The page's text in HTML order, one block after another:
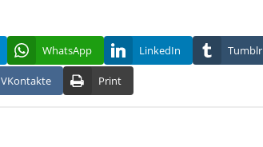
WhatsApp LinkedIn Tumblr
VKontakte Print